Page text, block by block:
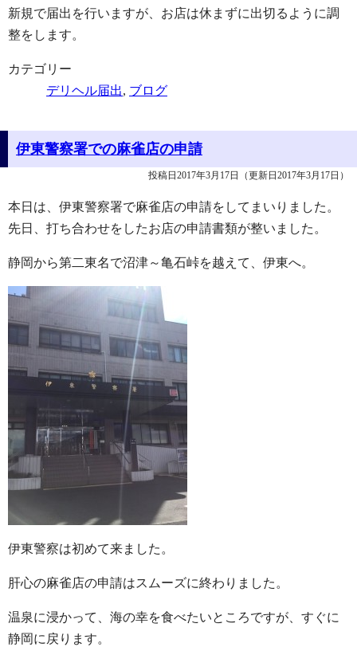
新規で届出を行いますが、お店は休まずに出切るように調
整をします。
カテゴリー
デリヘル届出, ブログ
伊東警察署での麻雀店の申請
投稿日2017年3月17日 （更新日2017年3月17日）
本日は、伊東警察署で麻雀店の申請をしてまいりました。
先日、打ち合わせをしたお店の申請書類が整いました。
静岡から第二東名で沼津～亀石峠を越えて、伊東へ。
伊東警察は初めて来ました。
肝心の麻雀店の申請はスムーズに終わりました。
温泉に浸かって、海の幸を食べたいところですが、すぐに
静岡に戻ります。